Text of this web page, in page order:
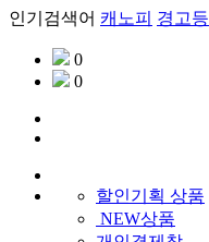
인기검색어 캐노피 경고등
0
0
할인기획 상품
NEW상품